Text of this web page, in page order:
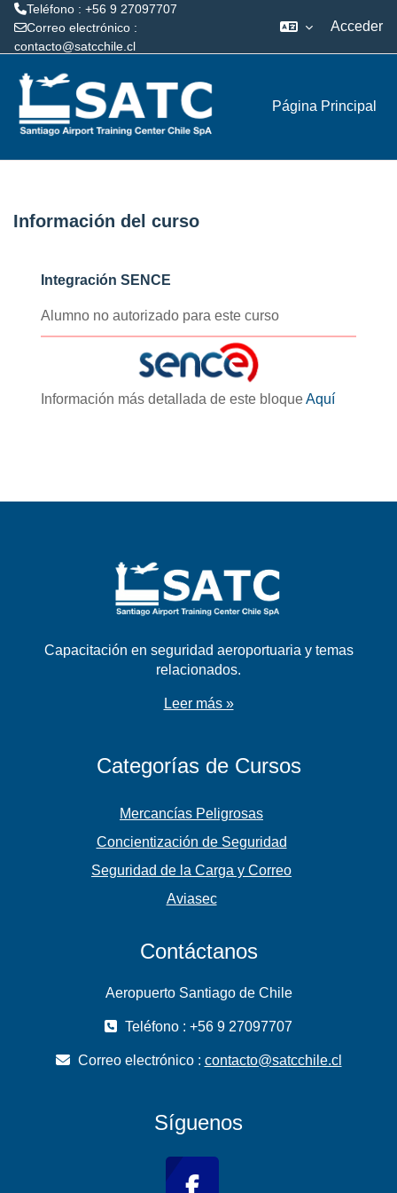
Teléfono : +56 9 27097707
Correo electrónico :
contacto@satcchile.cl
Acceder
Página Principal
Información del curso
Integración SENCE
Alumno no autorizado para este curso
Información más detallada de este bloqueAquí
Capacitación en seguridad aeroportuaria y temas
relacionados.
Leer más »
Categorías de Cursos
Mercancías Peligrosas
Concientización de Seguridad
Seguridad de la Carga y Correo
Aviasec
Contáctanos
Aeropuerto Santiago de Chile
Teléfono : +56 9 27097707
Correo electrónico : contacto@satcchile.cl
Síguenos